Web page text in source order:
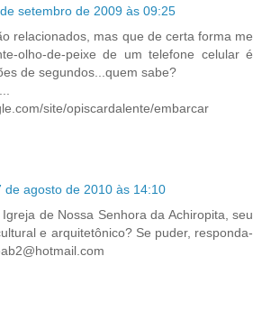
setembro de 2009 às 09:25
relacionados, mas que de certa forma me
olho-de-peixe de um telefone celular é
de segundos...quem sabe?
site/opiscardalente/embarcar
de agosto de 2010 às 14:10
de Nossa Senhora da Achiropita, seu
e arquitetônico? Se puder, responda-